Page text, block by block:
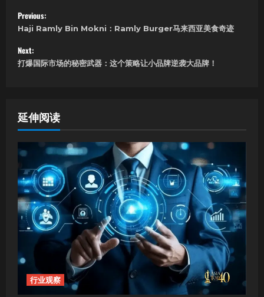
P
o
s
n
a
v
i
g
a
t
Previous:
Haji Ramly Bin Mokni：Ramly Burger马来西亚美食奇迹
Next:
打爆国际市场的秘密武器：这个策略让小品牌逆袭大品牌！
延伸阅读
行业观察